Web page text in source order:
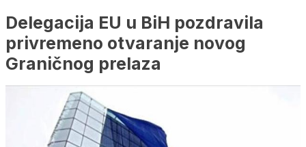
Delegacija EU u BiH pozdravila
privremeno otvaranje novog
Graničnog prelaza